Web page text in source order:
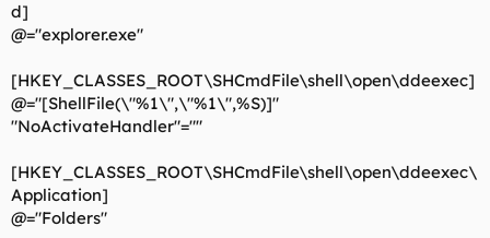
d]
@="explorer.exe"
[HKEY_CLASSES_ROOT\SHCmdFile\shell\open\ddeexec]
@="[ShellFile(\"%1\",\"%1\",%S)]"
"NoActivateHandler"=""
[HKEY_CLASSES_ROOT\SHCmdFile\shell\open\ddeexec\
Application]
@="Folders"